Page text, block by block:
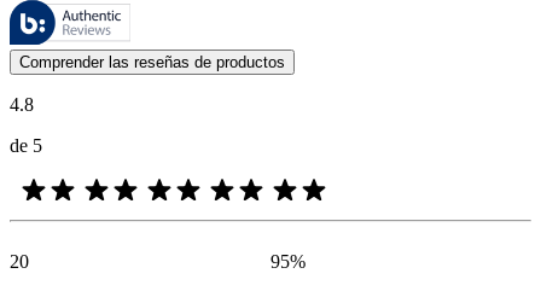
Estas reseñas las gestiona Bazaarvoice y cumplen con la política de
Las opiniones de los clientes en forma de reseñas de productos y
Comprender las reseñas de productos
4.8
de 5
20
95%